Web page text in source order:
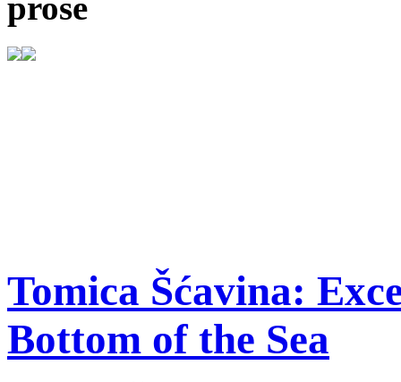
prose
Tomica Šćavina:
Bottom of the Sea